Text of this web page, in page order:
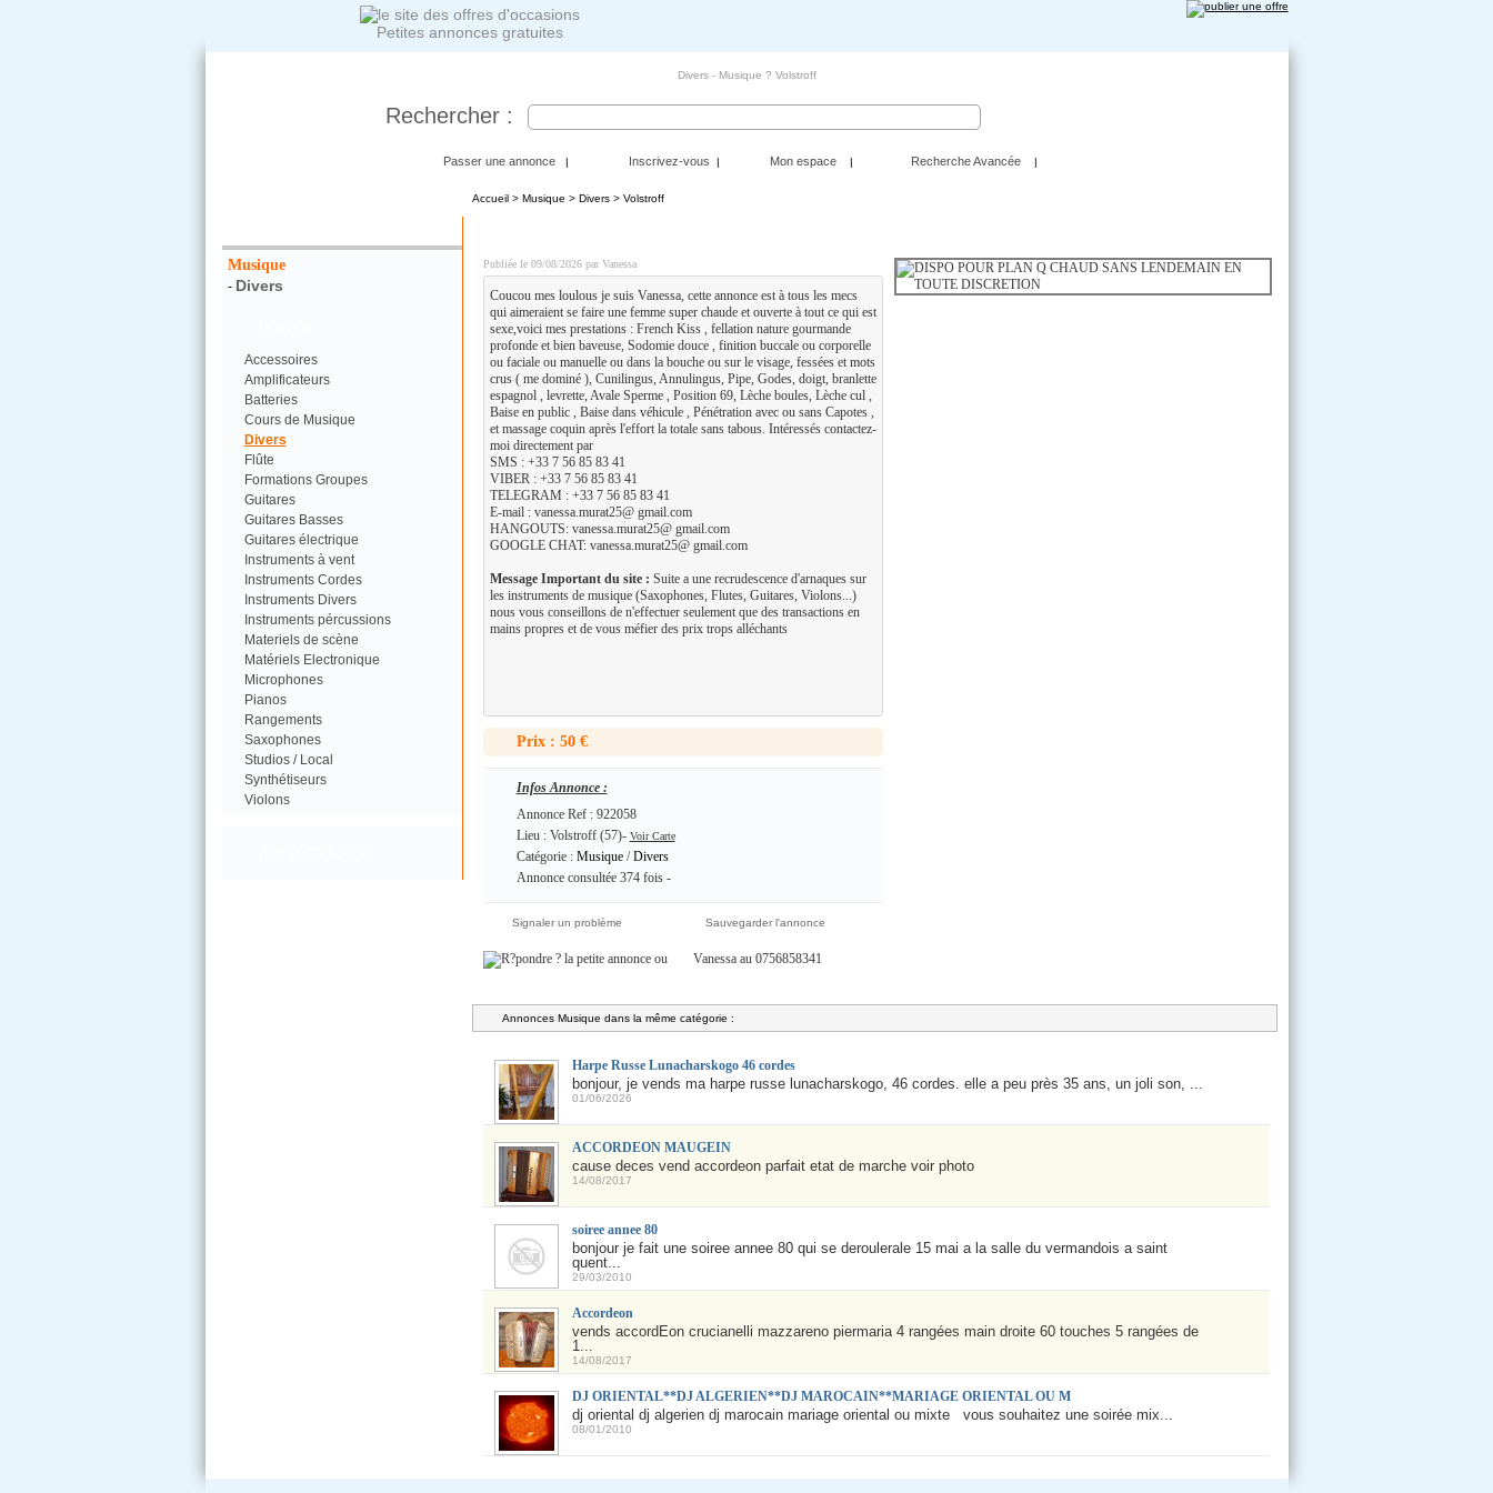
Petites annonces gratuites
Divers - Musique ? Volstroff
Rechercher :
Passer une annonce | Inscrivez-vous | Mon espace | Recherche Avancée |
Musique
- Divers
Accessoires
Amplificateurs
Batteries
Cours de Musique
Divers
Flûte
Formations Groupes
Guitares
Guitares Basses
Guitares électrique
Instruments à vent
Instruments Cordes
Instruments Divers
Instruments pércussions
Materiels de scène
Matériels Electronique
Microphones
Pianos
Rangements
Saxophones
Studios / Local
Synthétiseurs
Violons
Accueil> Musique > Divers> Volstroff
Publiée le 09/08/2026 par Vanessa
Coucou mes loulous je suis Vanessa, cette annonce est à tous les mecs
qui aimeraient se faire une femme super chaude et ouverte à tout ce qui est
sexe,voici mes prestations : French Kiss , fellation nature gourmande
profonde et bien baveuse, Sodomie douce , finition buccale ou corporelle
ou faciale ou manuelle ou dans la bouche ou sur le visage, fessées et mots
crus ( me dominé ), Cunilingus, Annulingus, Pipe, Godes, doigt, branlette
espagnol , levrette, Avale Sperme , Position 69, Lèche boules, Lèche cul ,
Baise en public , Baise dans véhicule , Pénétration avec ou sans Capotes ,
et massage coquin après l'effort la totale sans tabous. Intéressés contactez-
moi directement par
SMS : +33 7 56 85 83 41
VIBER : +33 7 56 85 83 41
TELEGRAM : +33 7 56 85 83 41
E-mail : vanessa.murat25@ gmail.com
HANGOUTS: vanessa.murat25@ gmail.com
GOOGLE CHAT: vanessa.murat25@ gmail.com
Message Important du site : Suite a une recrudescence d'arnaques sur
les instruments de musique (Saxophones, Flutes, Guitares, Violons...)
nous vous conseillons de n'effectuer seulement que des transactions en
mains propres et de vous méfier des prix trops alléchants
Prix : 50 €
Infos Annonce :
Annonce Ref : 922058
Lieu : Volstroff (57)- Voir Carte
Catégorie : Musique/Divers
Annonce consultée 374 fois -
Signaler un problème Sauvegarder l'annonce
ou Vanessa au 0756858341
Annonces Musique dans la même catégorie :
Harpe Russe Lunacharskogo 46 cordes
bonjour, je vends ma harpe russe lunacharskogo, 46 cordes. elle a peu près 35 ans, un joli son, ...
01/06/2026
ACCORDEON MAUGEIN
cause deces vend accordeon parfait etat de marche voir photo
14/08/2017
soiree annee 80
bonjour je fait une soiree annee 80 qui se deroulerale 15 mai a la salle du vermandois a saint
quent...
29/03/2010
Accordeon
vends accordÉon crucianelli mazzareno piermaria 4 rangées main droite 60 touches 5 rangées de
1...
14/08/2017
DJ ORIENTAL**DJ ALGERIEN**DJ MAROCAIN**MARIAGE ORIENTAL OU M
dj oriental dj algerien dj marocain mariage oriental ou mixte vous souhaitez une soirée mix...
08/01/2010